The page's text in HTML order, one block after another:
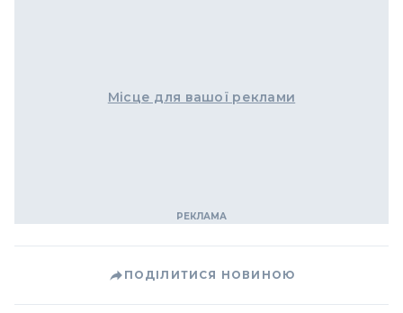
Місце для вашої реклами
ПОДІЛИТИСЯ НОВИНОЮ